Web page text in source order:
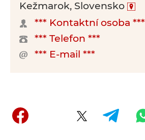
Kežmarok, Slovensko
*** Kontaktní osoba ***
*** Telefon ***
*** E-mail ***